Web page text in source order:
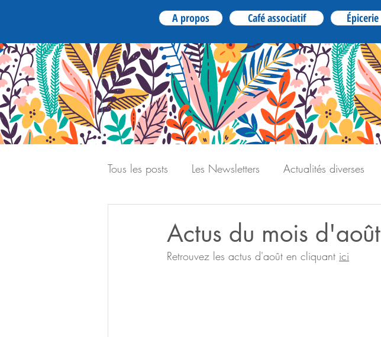
A propos Café associatif Épicerie
Tous les posts Les Newsletters Actualités diverses
Actus du mois d'août
Retrouvez les actus d'août en cliquant ici